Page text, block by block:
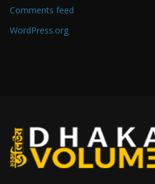
Comments feed
WordPress.org